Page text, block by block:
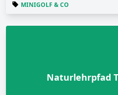
MINIGOLF & CO
Naturlehrpfad